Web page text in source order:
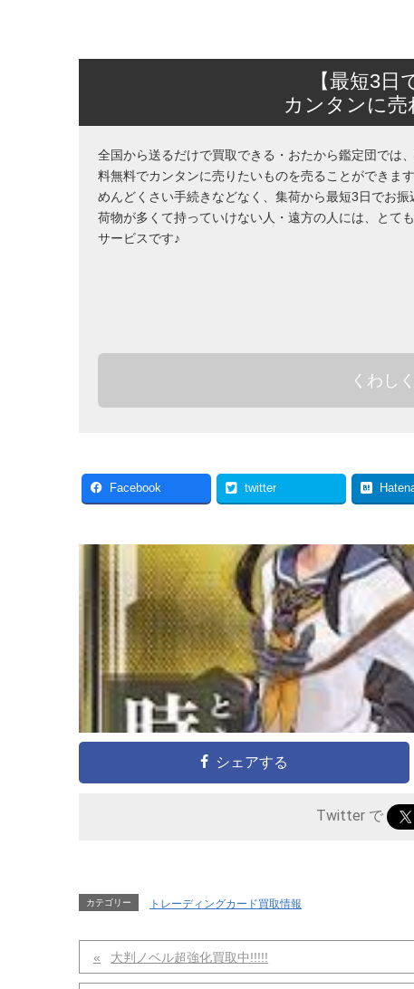
【最短3日
カンタンに売
全国から送るだけで買取できる・おたから鑑定団では
料無料でカンタンに売りたいものを売ることができます
めんどくさい手続きなどなく、集荷から最短3日でお振
荷物が多くて持っていけない人・遠方の人には、とて
サービスです♪
くわし
Facebook twitter
シェアする
Twitter で
カテゴリー トレーディングカード買取情報
大判ノベル超強化買取中!!!!!